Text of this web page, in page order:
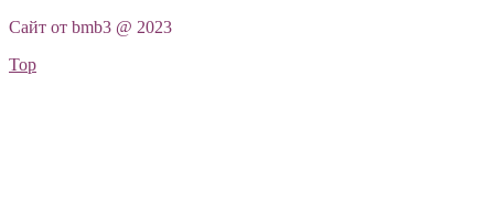
Сайт от bmb3 @ 2023
Top